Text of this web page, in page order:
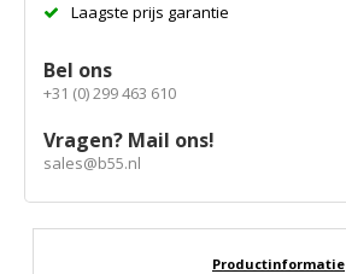
Laagste prijs garantie
Bel ons
+31 (0) 299 463 610
Vragen? Mail ons!
sales@b55.nl
Productinformatie